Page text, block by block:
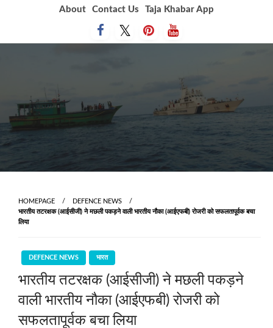
About Contact Us Taja Khabar App
HOMEPAGE
DEFENCE NEWS
भारतीय तटरक्षक (आईसीजी) ने मछली पकड़ने वाली भारतीय नौका (आईएफबी) रोजरी को सफलतापूर्वक बचा
लिया
DEFENCE NEWS भारत
भारतीय तटरक्षक (आईसीजी) ने मछली पकड़ने
वाली भारतीय नौका (आईएफबी) रोजरी को
सफलतापूर्वक बचा लिया